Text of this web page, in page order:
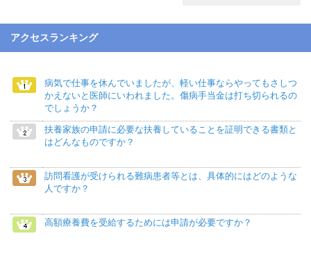
アクセスランキング
病気で仕事を休んでいましたが、軽い仕事ならやってもさしつ
かえないと医師にいわれました。傷病手当金は打ち切られるの
でしょうか？
扶養家族の申請に必要な扶養していることを証明できる書類と
はどんなものですか？
訪問看護が受けられる難病患者等とは、具体的にはどのような
人ですか？
高額療養費を受給するためには申請が必要ですか？